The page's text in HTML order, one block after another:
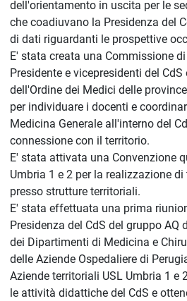
dell'orientamento in uscita per le
che coadiuvano la Presidenza del
di dati riguardanti le prospettive
E' stata creata una Commissione
Presidente e vicepresidenti del
dell'Ordine dei Medici delle
per individuare i docenti e
Medicina Generale all'interno del
connessione con il territorio.
E' stata attivata una Convenzione
Umbria 1 e 2 per la realizzazione
presso strutture territoriali.
E' stata effettuata una prima
Presidenza del CdS del gruppo AQ
dei Dipartimenti di Medicina e
delle Aziende Ospedaliere di
Aziende territoriali USL Umbria 1 e
le attività didattiche del CdS e